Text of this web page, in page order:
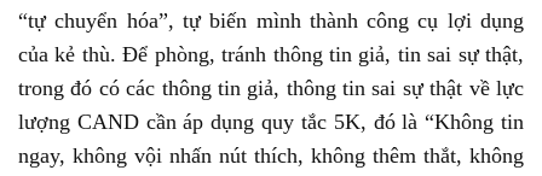
“tự chuyển hóa”, tự biến mình thành công cụ lợi dụng
của kẻ thù. Để phòng, tránh thông tin giả, tin sai sự thật,
trong đó có các thông tin giả, thông tin sai sự thật về lực
lượng CAND cần áp dụng quy tắc 5K, đó là “Không tin
ngay, không vội nhấn nút thích, không thêm thắt, không